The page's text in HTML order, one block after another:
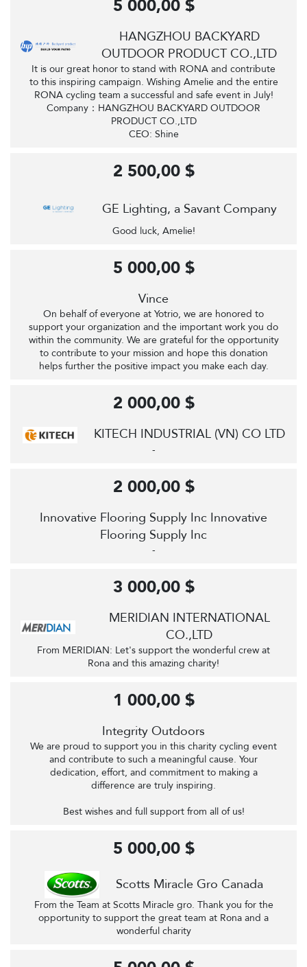
HANGZHOU BACKYARD
OUTDOOR PRODUCT CO.,LTD
It is our great honor to stand with RONA and contribute
to this inspiring campaign. Wishing Amelie and the entire
RONA cycling team a successful and safe event in July!
Company：HANGZHOU BACKYARD OUTDOOR
PRODUCT CO.,LTD
CEO: Shine
5 000,00 $
GE Lighting, a Savant Company
Good luck, Amelie!
2 500,00 $
Vince
On behalf of everyone at Yotrio, we are honored to
support your organization and the important work you do
within the community. We are grateful for the opportunity
to contribute to your mission and hope this donation
helps further the positive impact you make each day.
5 000,00 $
KITECH INDUSTRIAL (VN) CO LTD
-
2 000,00 $
Innovative Flooring Supply Inc Innovative
Flooring Supply Inc
-
2 000,00 $
MERIDIAN INTERNATIONAL
CO.,LTD
From MERIDIAN: Let's support the wonderful crew at
Rona and this amazing charity!
3 000,00 $
Integrity Outdoors
We are proud to support you in this charity cycling event
and contribute to such a meaningful cause. Your
dedication, effort, and commitment to making a
difference are truly inspiring.
Best wishes and full support from all of us!
1 000,00 $
Scotts Miracle Gro Canada
From the Team at Scotts Miracle gro. Thank you for the
opportunity to support the great team at Rona and a
wonderful charity
5 000,00 $